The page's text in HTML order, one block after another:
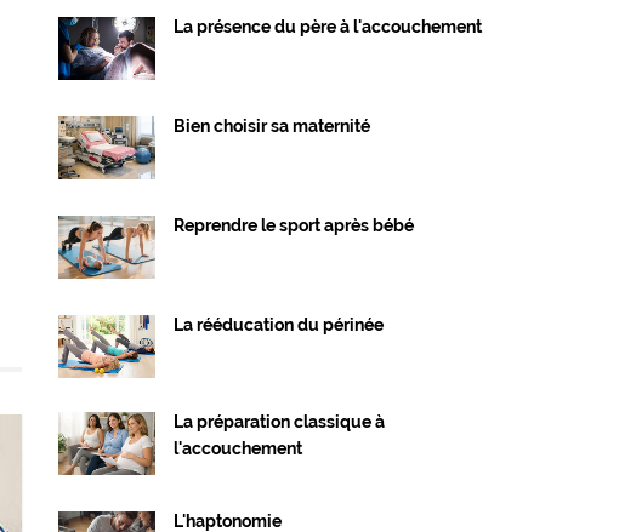
La présence du père à l'accouchement
Bien choisir sa maternité
Reprendre le sport après bébé
La rééducation du périnée
La préparation classique à
l'accouchement
L'haptonomie